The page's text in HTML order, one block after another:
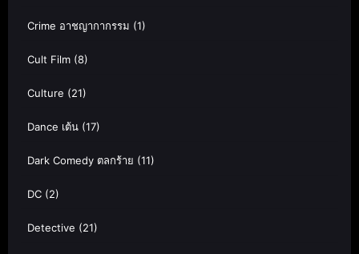
Crime อาชญากากรรม (1)
Cult Film (8)
Culture (21)
Dance เต้น (17)
Dark Comedy ตลกร้าย (11)
DC (2)
Detective (21)